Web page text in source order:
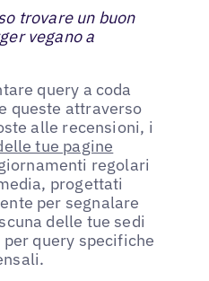
trovare un buon
vegano a
query a coda
queste attraverso
alle recensioni, i
tue pagine
regolari
progettati
per segnalare
delle tue sedi
query specifiche